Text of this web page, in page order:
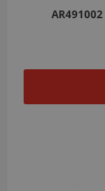
AR491002